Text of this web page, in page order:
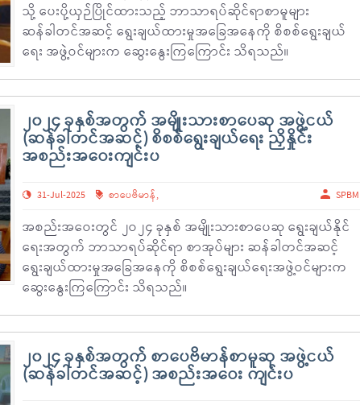
သို့ ပေးပို့ယှဉ်ပြိုင်ထားသည့် ဘာသာရပ်ဆိုင်ရာစာမူများ
ဆန်ခါတင်အဆင့် ရွေးချယ်ထားမှုအခြေအနေကို စိစစ်ရွေးချယ်
ရေး အဖွဲ့ဝင်များက ဆွေးနွေးကြကြောင်း သိရသည်။
၂၀၂၄ ခုနှစ်အတွက် အမျိုးသားစာပေဆု အဖွဲ့ငယ်
(ဆန်ခါတင်အဆင့်) စိစစ်ရွေးချယ်ရေး ညှိနှိုင်း
အစည်းအဝေးကျင်းပ
31-Jul-2025 စာပေဗိမာန်, SPBM
အစည်းအဝေးတွင် ၂ဝ၂၄ ခုနှစ် အမျိုးသားစာပေဆု ရွေးချယ်နိုင်
ရေးအတွက် ဘာသာရပ်ဆိုင်ရာ စာအုပ်များ ဆန်ခါတင်အဆင့်
ရွေးချယ်ထားမှုအခြေအနေကို စိစစ်ရွေးချယ်ရေးအဖွဲ့ဝင်များက
ဆွေးနွေးကြကြောင်း သိရသည်။
၂၀၂၄ ခုနှစ်အတွက် စာပေဗိမာန်စာမူဆု အဖွဲ့ငယ်
(ဆန်ခါတင်အဆင့်) အစည်းအဝေး ကျင်းပ